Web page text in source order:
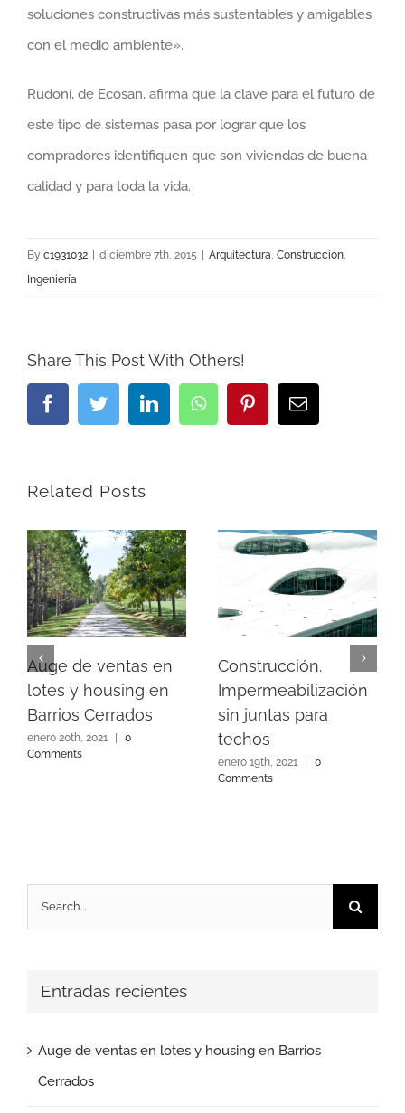
soluciones constructivas más sustentables y amigables
con el medio ambiente».
Rudoni, de Ecosan, afirma que la clave para el futuro de
este tipo de sistemas pasa por lograr que los
compradores identifiquen que son viviendas de buena
calidad y para toda la vida.
By c1931032 diciembre 7th, 2015 Arquitectura, Construcción,
Ingeniería
Share This Post With Others!
FacebookTwitterLinkedInWhatsappPinterestEmail
Related Posts
Auge de ventas en
lotes y housing en
Barrios Cerrados
enero 20th, 2021 |
0
Comments
Construcción.
Impermeabilización
sin juntas para
techos
enero 19th, 2021 |
0
Comments
for:
Entradas recientes
Auge de ventas en lotes y housing en Barrios
Cerrados